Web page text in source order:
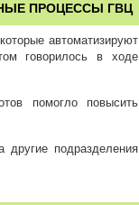
ПРОЦЕССЫ ГВЦ
автоматизируют
говорилось в ходе
помогло повысить
другие подразделения